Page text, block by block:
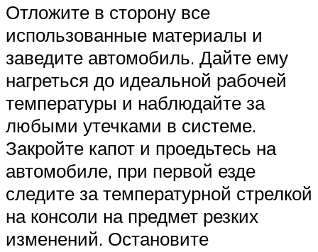
Отложите в сторону все
использованные материалы и
заведите автомобиль. Дайте ему
нагреться до идеальной рабочей
температуры и наблюдайте за
любыми утечками в системе.
Закройте капот и проедьтесь на
автомобиле, при первой езде
следите за температурной стрелкой
на консоли на предмет резких
изменений. Остановите